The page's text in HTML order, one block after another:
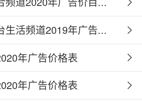
生活频道2019年广告...
年广告价格表
年广告价格表